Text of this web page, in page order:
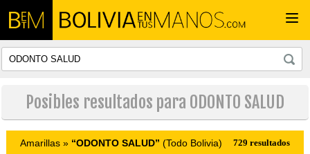
Posibles resultados para ODONTO SALUD
Amarillas » “ODONTO SALUD” (Todo Bolivia) 729 resultados